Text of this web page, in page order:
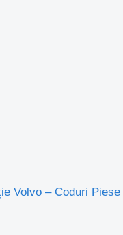
Volvo – Coduri Piese